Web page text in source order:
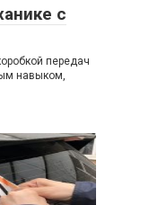
с
передач
навыком,